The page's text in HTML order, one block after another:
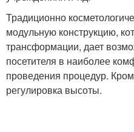
Традиционно
модульную конструкцию,
трансформации, дает
посетителя в наиболее
проведения процедур.
регулировка высоты.